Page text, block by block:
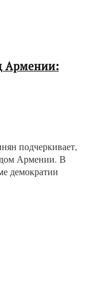
Армении:
подчеркивает,
Армении. В
демократии